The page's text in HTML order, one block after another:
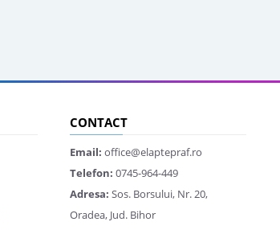
CONTACT
Email: office@elaptepraf.ro
Telefon: 0745-964-449
Adresa: Sos. Borsului, Nr. 20,
Oradea, Jud. Bihor